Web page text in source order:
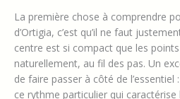
La première chose à comprendre
d’Ortigia, c’est qu’il ne faut
centre est si compact que les
naturellement, au fil des pas. Un
de faire passer à côté de
ce rythme particulier qui